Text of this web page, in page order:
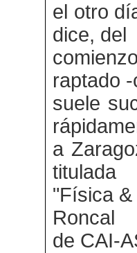
el otro
dice, del
raptado
suele
a
titulada
"Física
Roncal
de CAI-